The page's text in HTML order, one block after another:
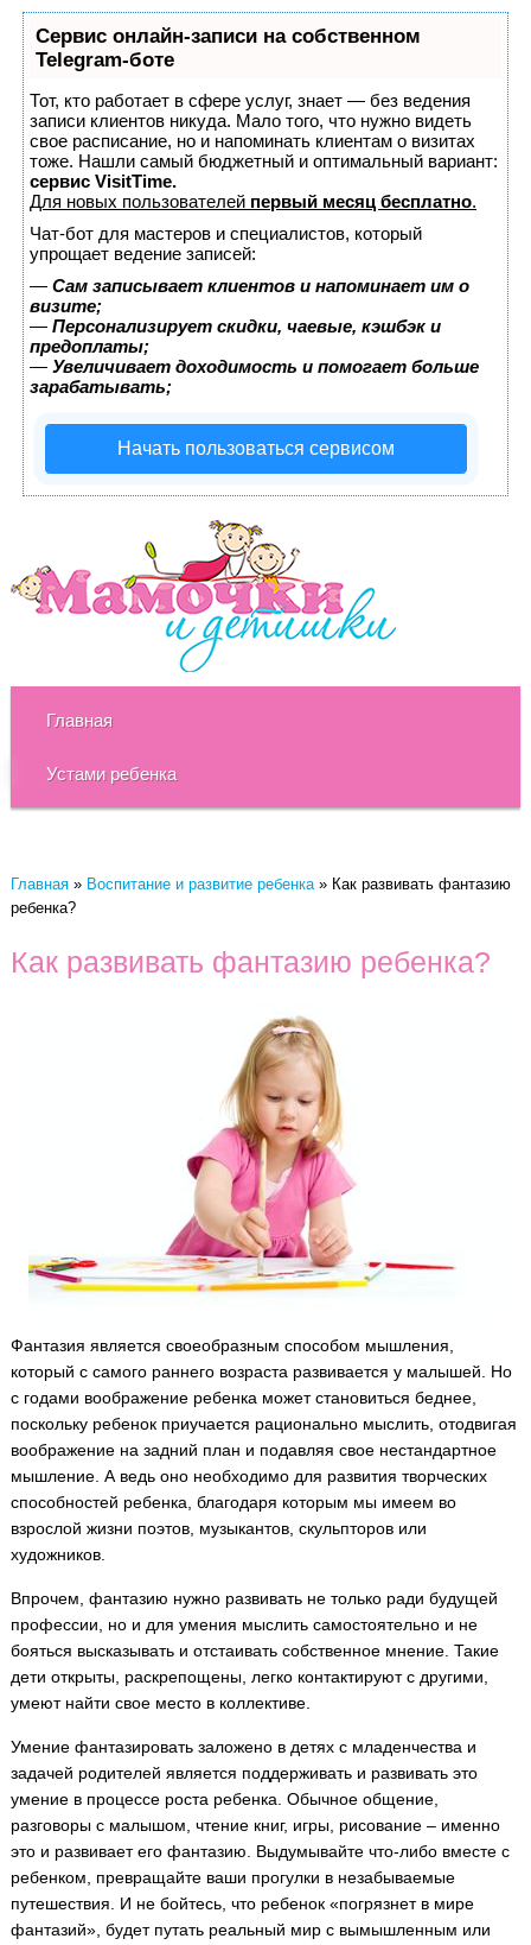
Сервис онлайн-записи на собственном
Telegram-боте
Тот, кто работает в сфере услуг, знает — без ведения
записи клиентов никуда. Мало того, что нужно видеть
свое расписание, но и напоминать клиентам о визитах
тоже. Нашли самый бюджетный и оптимальный вариант:
сервис VisitTime.
Для новых пользователей первый месяц бесплатно.
Чат-бот для мастеров и специалистов, который
упрощает ведение записей:
— Сам записывает клиентов и напоминает им о
визите;
— Персонализирует скидки, чаевые, кэшбэк и
предоплаты;
— Увеличивает доходимость и помогает больше
зарабатывать;
Начать пользоваться сервисом
Главная
Устами ребенка
Главная» Воспитание и развитие ребенка» Как развивать фантазию
ребенка?
Как развивать фантазию ребенка?
Фантазия является своеобразным способом мышления,
который с самого раннего возраста развивается у малышей. Но
с годами воображение ребенка может становиться беднее,
поскольку ребенок приучается рационально мыслить, отодвигая
воображение на задний план и подавляя свое нестандартное
мышление. А ведь оно необходимо для развития творческих
способностей ребенка, благодаря которым мы имеем во
взрослой жизни поэтов, музыкантов, скульпторов или
художников.
Впрочем, фантазию нужно развивать не только ради будущей
профессии, но и для умения мыслить самостоятельно и не
бояться высказывать и отстаивать собственное мнение. Такие
дети открыты, раскрепощены, легко контактируют с другими,
умеют найти свое место в коллективе.
Умение фантазировать заложено в детях с младенчества и
задачей родителей является поддерживать и развивать это
умение в процессе роста ребенка. Обычное общение,
разговоры с малышом, чтение книг, игры, рисование – именно
это и развивает его фантазию. Выдумывайте что-либо вместе с
ребенком, превращайте ваши прогулки в незабываемые
путешествия. И не бойтесь, что ребенок «погрязнет в мире
фантазий», будет путать реальный мир с вымышленным или